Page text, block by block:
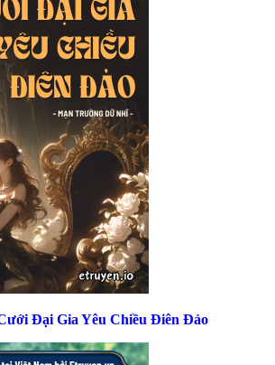
Đại Gia Yêu Chiều Điên Đảo